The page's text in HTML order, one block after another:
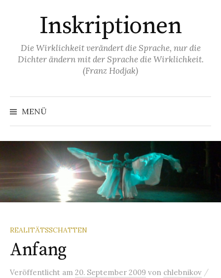
Inskriptionen
Die Wirklichkeit verändert die Sprache, nur die
Dichter ändern mit der Sprache die Wirklichkeit.
(Franz Hodjak)
MENÜ
REALITÄTSSCHATTEN
Anfang
Veröffentlicht am 20. September 2009 von chlebnikov /